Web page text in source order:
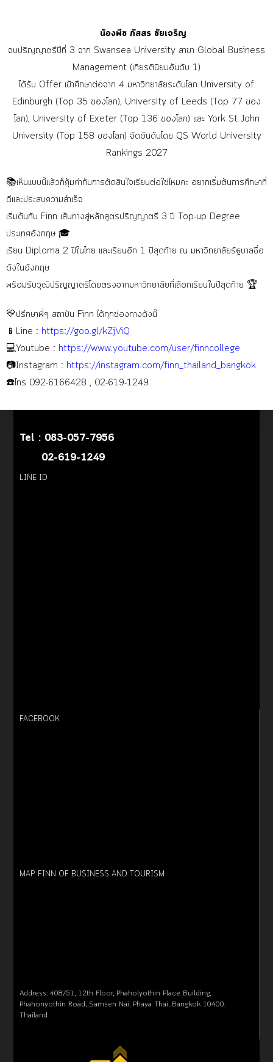
น้องพีช ภัสสร ชัยเจริญ
จบปริญญาตรีปีที่ 3 จาก Swansea University สาขา Global Business
Management (เกียรตินิยมอันดับ 1)
ได้รับ Offer เข้าศึกษาต่อจาก 4 มหาวิทยาลัยระดับโลก University of
Edinburgh (Top 35 ของโลก), University of Leeds (Top 77 ของ
โลก), University of Exeter (Top 136 ของโลก) และ York St John
University (Top 158 ของโลก) จัดอันดับโดย QS World University
Rankings 2027
📚เห็นแบบนี้แล้วก็คุ้มค่ากับการตัดสินใจเรียนต่อใช่ไหมคะ อยากเริ่มต้นการศึกษาที่
ดีและประสบความสำเร็จ
เริ่มต้นกับ Finn เส้นทางสู่หลักสูตรปริญญาตรี 3 ปี Top-up Degree
ประเทศอังกฤษ 🎓
เรียน Diploma 2 ปีในไทย และเรียนอีก 1 ปีสุดท้าย ณ มหาวิทยาลัยรัฐบาลชื่อ
ดังในอังกฤษ
พร้อมรับวุฒิปริญญาตรีโดยตรงจากมหาวิทยาลัยที่เลือกเรียนในปีสุดท้าย 🏆
💛ปรึกษาพี่ๆ สถาบัน Finn ได้ทุกช่องทางดังนี้
📱Line : https://goo.gl/kZjViQ
💻Youtube : https://www.youtube.com/user/finncollege
📷Instagram : https://instagram.com/finn_thailand_bangkok
☎️โทร 092-6166428 , 02-619-1249
Tel : 083-057-7956
02-619-1249
LINE ID
FACEBOOK
MAP FINN OF BUSINESS AND TOURISM
Address: 408/51, 12th Floor, Phaholyothin Place Building,
Phahonyothin Road, Samsen Nai, Phaya Thai, Bangkok 10400.
Thailand